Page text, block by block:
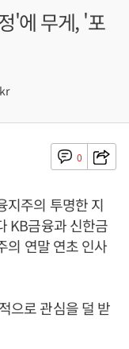
'에 무게, '포
0
지주의 투명한 지
KB금융과 신한금
의 연말 연초 인사
으로 관심을 덜 받